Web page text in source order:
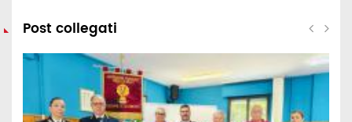
Post collegati